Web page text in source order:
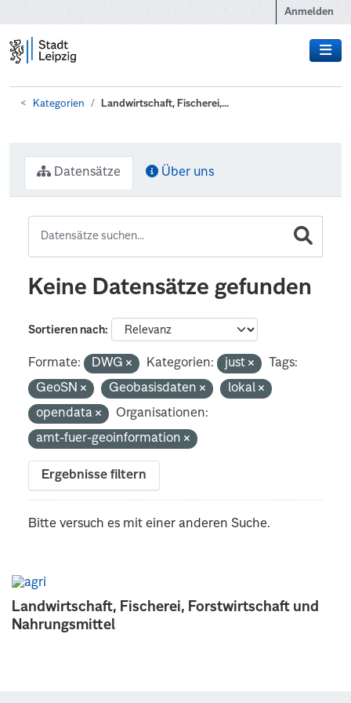
Anmelden
Kategorien Landwirtschaft, Fischerei,...
Landwirtschaft, Fischerei, Forstwirtschaft und
Nahrungsmittel
Datensätze Über uns
Keine Datensätze gefunden
Sortieren nach
Formate: DWG Kategorien: just
Tags:
GeoSN
Geobasisdaten
lokal
opendata
Organisationen:
amt-fuer-geoinformation
Ergebnisse filtern
Bitte versuch es mit einer anderen Suche.